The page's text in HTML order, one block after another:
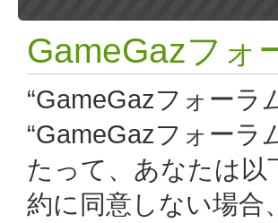
GameGazフォ
“GameGazフォーラ
“GameGazフォーラ
たって、あなたは
約に同意しない場合